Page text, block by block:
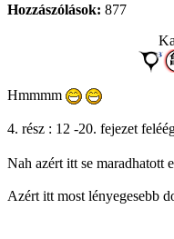
Hozzászólások: 877
Hmmmm
4. rész : 12 -20. fejezet
Nah azért itt se
Azért itt most lényegesebb